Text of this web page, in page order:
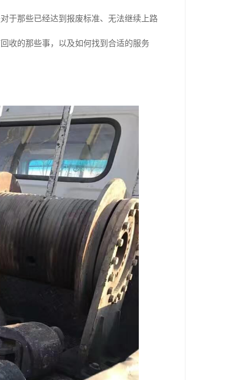
于那些已经达到报废标准、无法继续上路
收的那些事，以及如何找到合适的服务